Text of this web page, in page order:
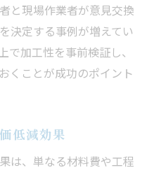
と現場作業者が意見交換
決定する事例が増えてい
で加工性を事前検証し、
くことが成功のポイント
低減効果
は、単なる材料費や工程